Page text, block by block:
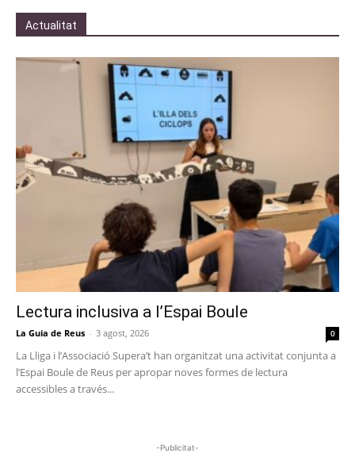
Actualitat
Lectura inclusiva a l’Espai Boule
La Guia de Reus - 3 agost, 2026 0
La Lliga i l’Associació Supera’t han organitzat una activitat conjunta a
l’Espai Boule de Reus per apropar noves formes de lectura
accessibles a través...
-Publicitat-